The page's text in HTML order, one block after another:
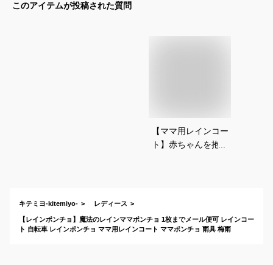
このアイテムが投稿された質問
【ママ用レインコー
ト】赤ちゃんを抱っ
キテミヨ-kitemiyo- レディース
【レインポンチョ】魔法のレインママポンチョ 1枚までメール便可 レインコー
ト 自転車 レインポンチョ ママ用レインコート ママポンチョ 雨具 梅雨